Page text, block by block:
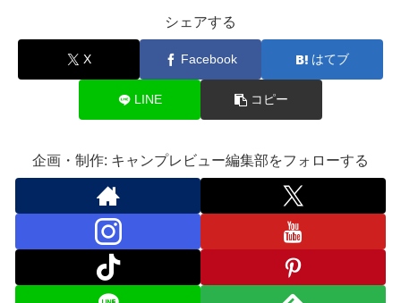
シェアする
X Facebook はてブ
LINE コピー
企画・制作: キャンプレビュー編集部をフォローする